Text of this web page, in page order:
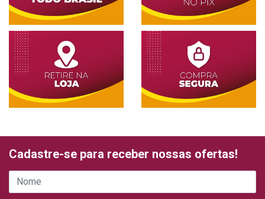
Cadastre-se para receber nossas ofertas!